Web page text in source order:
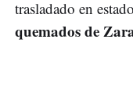
trasladado en
quemados de